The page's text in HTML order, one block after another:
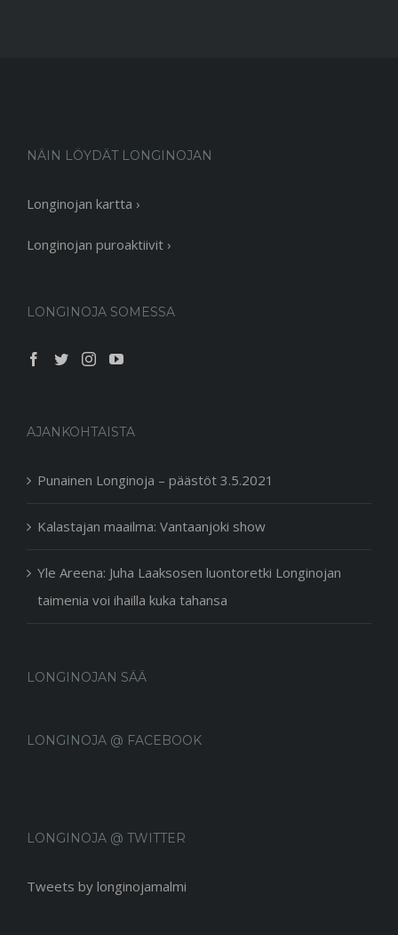
NÄIN LÖYDÄT LONGINOJAN
Longinojan kartta ›
Longinojan puroaktiivit ›
LONGINOJA SOMESSA
AJANKOHTAISTA
Punainen Longinoja – päästöt 3.5.2021
Kalastajan maailma: Vantaanjoki show
Yle Areena: Juha Laaksosen luontoretki Longinojan
taimenia voi ihailla kuka tahansa
LONGINOJAN SÄÄ
LONGINOJA @ FACEBOOK
LONGINOJA @ TWITTER
Tweets by longinojamalmi